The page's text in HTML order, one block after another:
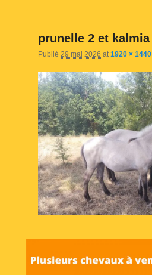
prunelle 2 et kalmia
Publié 29 mai 2026 at 1920 × 1440